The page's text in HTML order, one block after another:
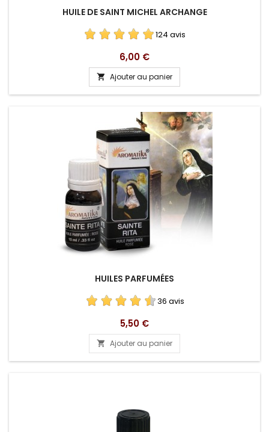
HUILE DE SAINT MICHEL ARCHANGE
124 avis
Prix
6,00 €
 Ajouter au panier
HUILES PARFUMÉES
36 avis
Prix
5,50 €
 Ajouter au panier